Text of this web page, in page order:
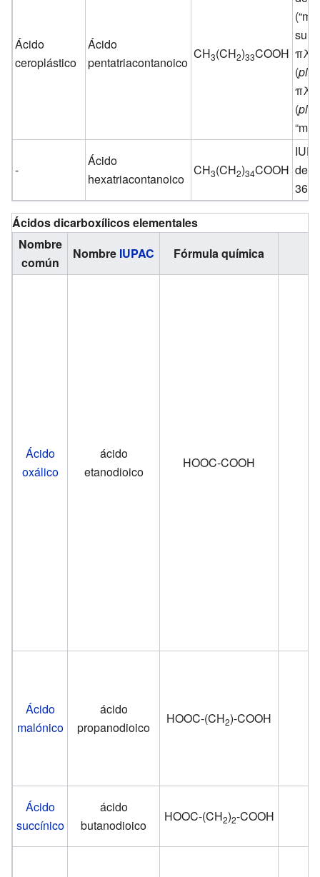
Ácido
ceroplástico
Ácido
pentatriacontanoico
CH3(CH2)33COOH
su
(
(
-
Ácido
hexatriacontanoico
CH3(CH2)34COOH del
36
Ácidos dicarboxílicos elementales
Nombre
común
Nombre IUPAC Fórmula química
Ácido
oxálico
ácido
etanodioico
HOOC-COOH
Ácido
malónico
ácido
propanodioico
HOOC-(CH2)-COOH
Ácido
succínico
ácido
butanodioico
HOOC-(CH2)2-COOH